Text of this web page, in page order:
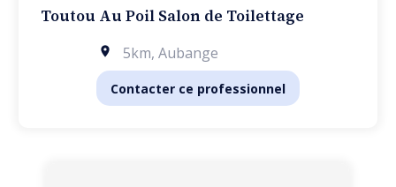
Toutou Au Poil Salon de Toilettage
5km, Aubange
Contacter ce professionnel